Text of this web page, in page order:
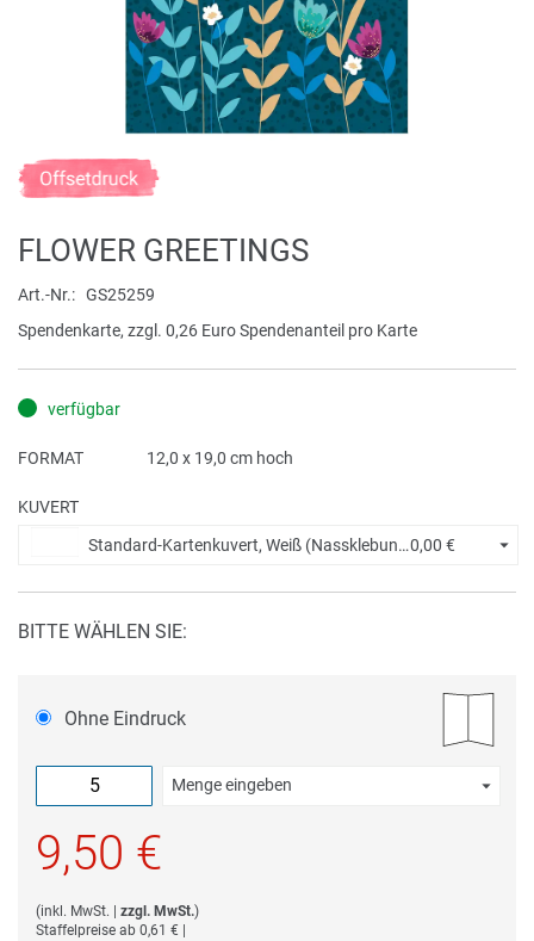
Zum
Anfang
Bildergalerie
FLOWER GREETINGS
Art.-Nr.
GS25259
Spendenkarte, zzgl. 0,26 Euro Spendenanteil pro Karte
verfügbar
FORMAT 12,0 x 19,0 cm hoch
KUVERT
Standard-Kartenkuvert, Weiß (Nassklebung) +0,00 €
BITTE WÄHLEN SIE:
Ohne Eindruck
Menge eingeben
9,50 €
(inkl. MwSt. | zzgl. MwSt.)
Staffelpreise ab 0,61 € |